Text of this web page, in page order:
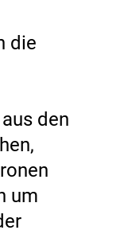
die
den
um